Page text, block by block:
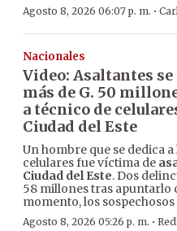
Agosto 8, 2026 06:07 p. m. ·
Nacionales
Video: Asaltantes se
más de G. 50
a técnico de
Ciudad del Este
Un hombre que se dedica
celulares fue víctima de
Ciudad del Este. Dos
58 millones tras apuntarlo
momento, los
Agosto 8, 2026 05:26 p. m. ·